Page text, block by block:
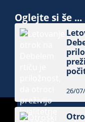
Oglejte si še ...
26/